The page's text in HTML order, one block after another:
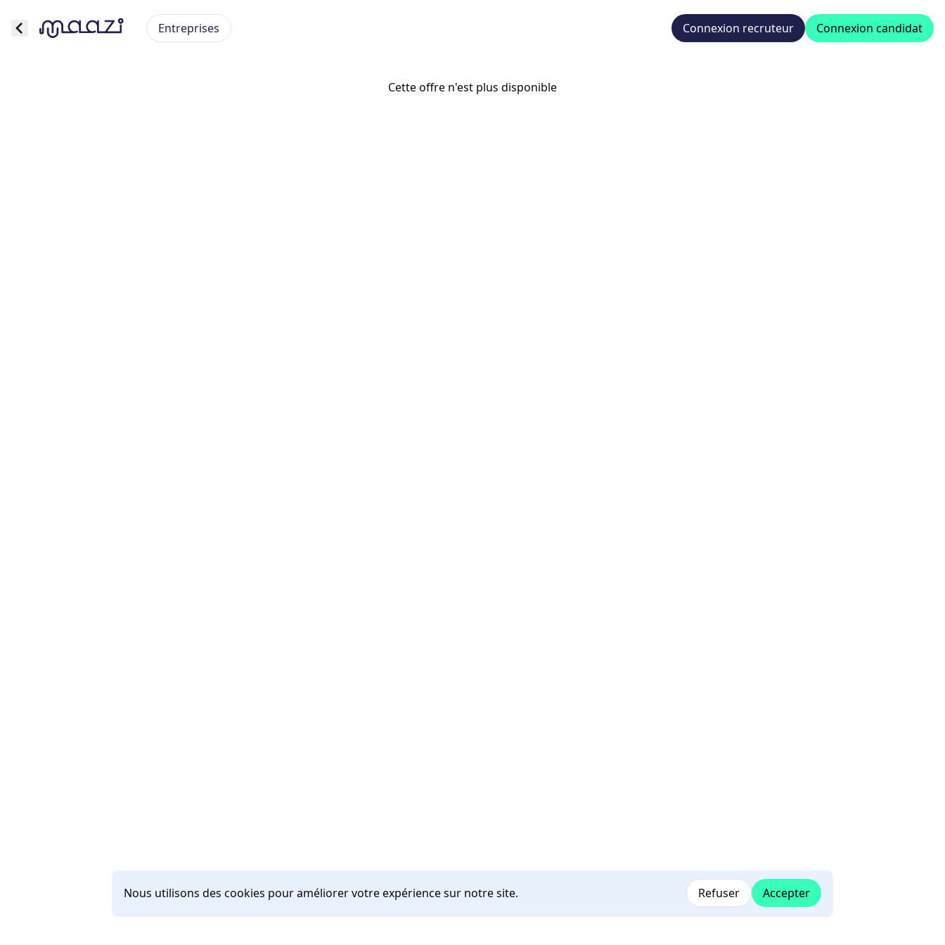
Entreprises Connexion recruteur Connexion candidat
Cette offre n'est plus disponible
Nous utilisons des cookies pour améliorer votre expérience sur notre site. Refuser Accepter